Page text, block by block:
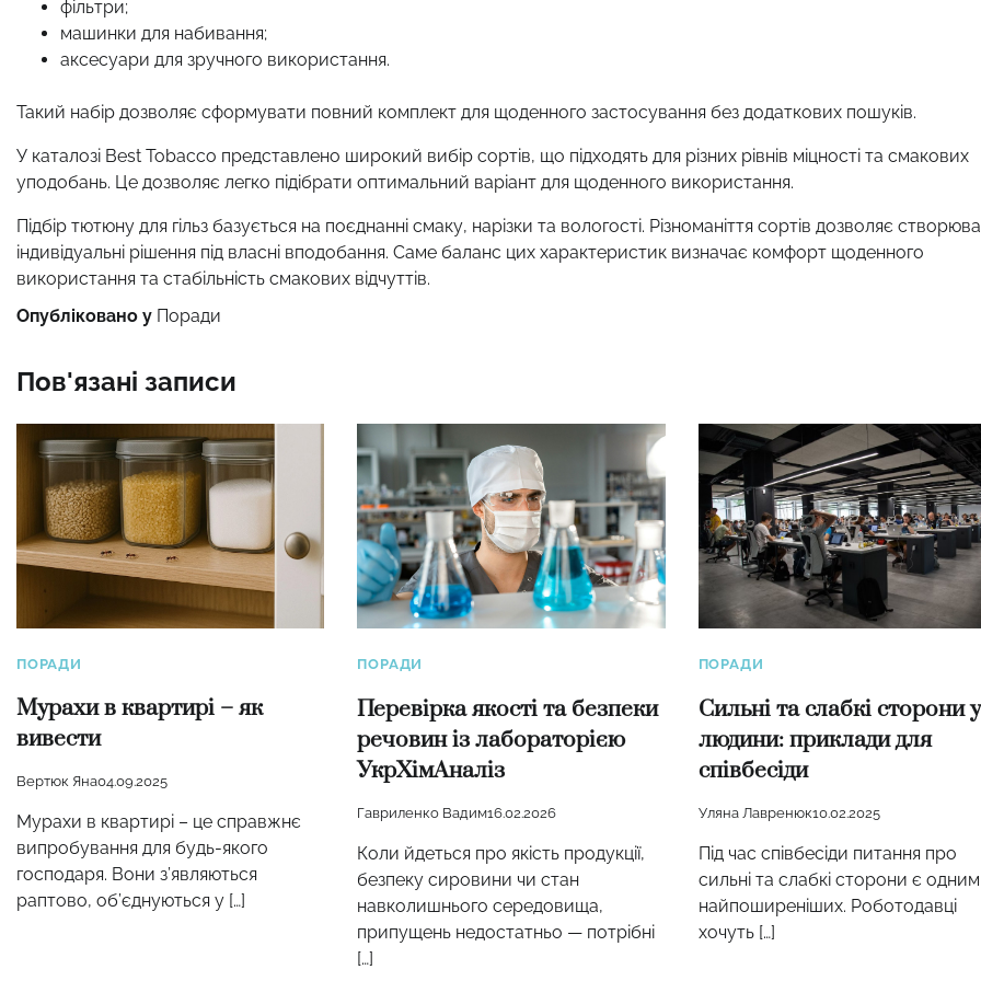
фільтри;
машинки для набивання;
аксесуари для зручного використання.
Такий набір дозволяє сформувати повний комплект для щоденного застосування без додаткових пошуків.
У каталозі Best Tobacco представлено широкий вибір сортів, що підходять для різних рівнів міцності та смакових
уподобань. Це дозволяє легко підібрати оптимальний варіант для щоденного використання.
Підбір тютюну для гільз базується на поєднанні смаку, нарізки та вологості. Різноманіття сортів дозволяє
індивідуальні рішення під власні вподобання. Саме баланс цих характеристик визначає комфорт щоденного
використання та стабільність смакових відчуттів.
Опубліковано у Поради
Пов'язані записи
ПОРАДИ
Мурахи в квартирі – як
вивести
Вертюк Яна04.09.2025
Мурахи в квартирі – це справжнє
випробування для будь-якого
господаря. Вони з’являються
раптово, об’єднуються у […]
ПОРАДИ
Перевірка якості та безпеки
речовин із лабораторією
УкрХімАналіз
Гавриленко Вадим16.02.2026
Коли йдеться про якість продукції,
безпеку сировини чи стан
навколишнього середовища,
припущень недостатньо — потрібні
[…]
ПОРАДИ
Сильні та слабкі сторони у
людини: приклади для
співбесіди
Уляна Лавренюк10.02.2025
Під час співбесіди питання про
сильні та слабкі сторони є одним
найпоширеніших. Роботодавці
хочуть […]